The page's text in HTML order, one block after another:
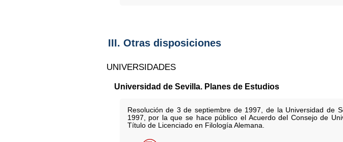
III. Otras disposiciones
UNIVERSIDADES
Universidad de Sevilla. Planes de Estudios
Resolución de 3 de septiembre de 1997, de la Universidad de
1997, por la que se hace público el Acuerdo del Consejo de
Título de Licenciado en Filología Alemana.